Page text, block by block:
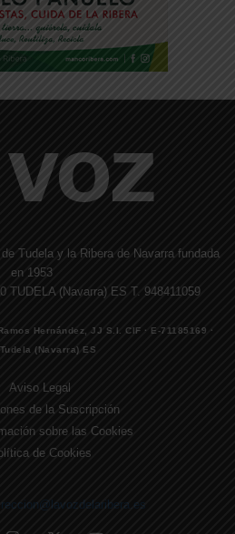
Tudela y la Ribera de Navarra fundada
en 1953
TUDELA (Navarra) ES T. 948411059
Hernández, JJ S.I. CIF · E-71185169 ·
(Navarra) ES
Aviso Legal
de la Suscripción
sobre las Cookies
de Cookies